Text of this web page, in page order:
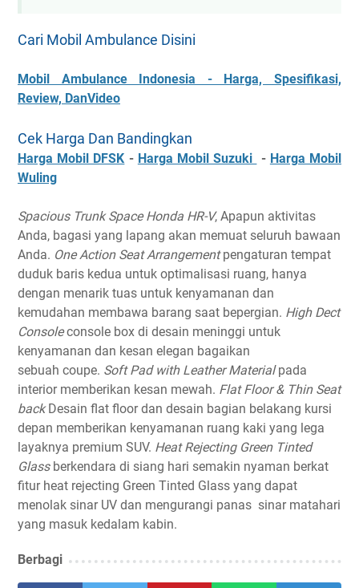
Cari Mobil Ambulance Disini
Mobil Ambulance Indonesia - Harga, Spesifikasi,
Review, DanVideo
Cek Harga Dan Bandingkan
Harga Mobil DFSK - Harga Mobil Suzuki - Harga Mobil
Wuling
Spacious Trunk Space Honda HR-V, Apapun aktivitas
Anda, bagasi yang lapang akan memuat seluruh bawaan
Anda. One Action Seat Arrangementpengaturan tempat
duduk baris kedua untuk optimalisasi ruang, hanya
dengan menarik tuas untuk kenyamanan dan
kemudahan membawa barang saat bepergian. High Dect
Consoleconsole box di desain meninggi untuk
kenyamanan dan kesan elegan bagaikan
sebuah coupe. Soft Pad with Leather Materialpada
interior memberikan kesan mewah. Flat Floor & Thin Seat
back Desain flat floor dan desain bagian belakang kursi
depan memberikan kenyamanan ruang kaki yang lega
layaknya premium SUV. Heat Rejecting Green Tinted
Glass berkendara di siang hari semakin nyaman berkat
fitur heat rejecting Green Tinted Glass yang dapat
menolak sinar UV dan mengurangi panas sinar matahari
yang masuk kedalam kabin.
Berbagi